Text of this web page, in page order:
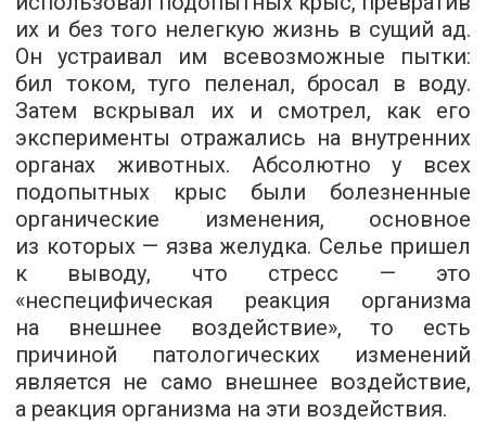
их и без того нелегкую жизнь в сущий ад.
Он устраивал им всевозможные пытки:
бил током, туго пеленал, бросал в воду.
Затем вскрывал их и смотрел, как его
эксперименты отражались на внутренних
органах животных. Абсолютно у всех
подопытных крыс были болезненные
органические изменения, основное
из которых — язва желудка. Селье пришел
к выводу, что стресс — это
«неспецифическая реакция организма
на внешнее воздействие», то есть
причиной патологических изменений
является не само внешнее воздействие,
а реакция организма на эти воздействия.